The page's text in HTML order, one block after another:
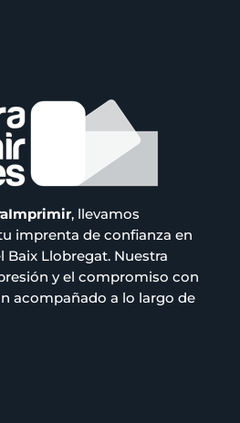
, llevamos
imprenta de confianza en
Baix Llobregat. Nuestra
y el compromiso con
acompañado a lo largo de